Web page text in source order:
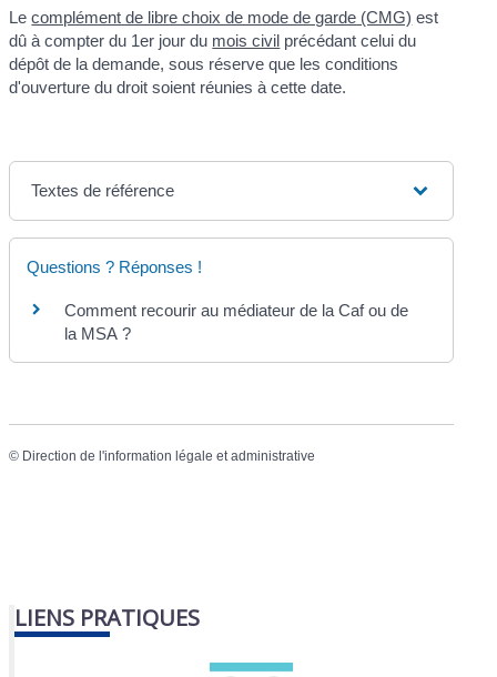
Lecomplément de libre choix de mode de garde (CMG) est
dû à compter du 1er jour du mois civil précédant celui du
dépôt de la demande, sous réserve que les conditions
d'ouverture du droit soient réunies à cette date.
Textes de référence
Questions ? Réponses !
Comment recourir au médiateur de la Caf ou de
la MSA ?
© Direction de l'information légale et administrative
LIENS PRATIQUES